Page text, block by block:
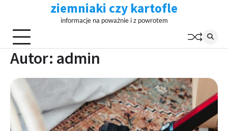
content
ziemniaki czy kartofle
informacje na poważnie i z powrotem
Autor: admin